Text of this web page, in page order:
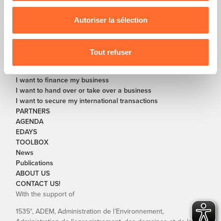
nous utilisons lescookies et sommes amenés à traiter
vos données personnelles, vous pouvez consulter notre
protection des données personnelles
Autoriser la sélection
Tout refuser
I want to start or restart a business
I want to further develop or restructure my business
I want to finance my business
I want to hand over or take over a business
I want to secure my international transactions
PARTNERS
AGENDA
EDAYS
TOOLBOX
News
Publications
ABOUT US
CONTACT US!
With the support of
1535°, ADEM, Administration de l’Environnement,